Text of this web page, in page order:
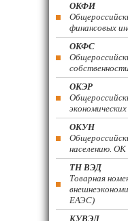
ОКФИ
финансовых
ОКФС
ОКЭР
ОКУН
населению. ОК
ТН ВЭД
Товарная
ЕАЭС)
КУВЭД